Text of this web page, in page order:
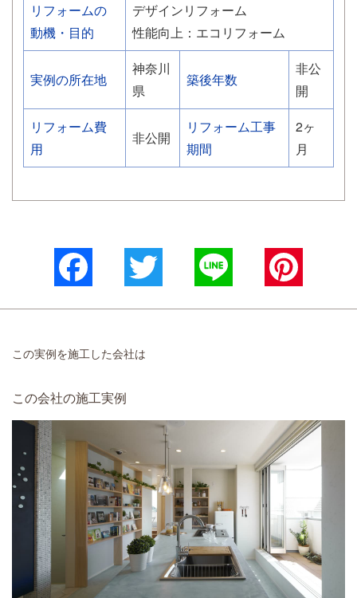
リフォームの
動機・目的
デザインリフォーム
性能向上：エコリフォーム
実例の所在地
神奈川
県
築後年数
非公
開
リフォーム費
用
非公開
リフォーム工事
期間
2ヶ
月
Facebook
この実例を施工した会社は
この会社の施工実例